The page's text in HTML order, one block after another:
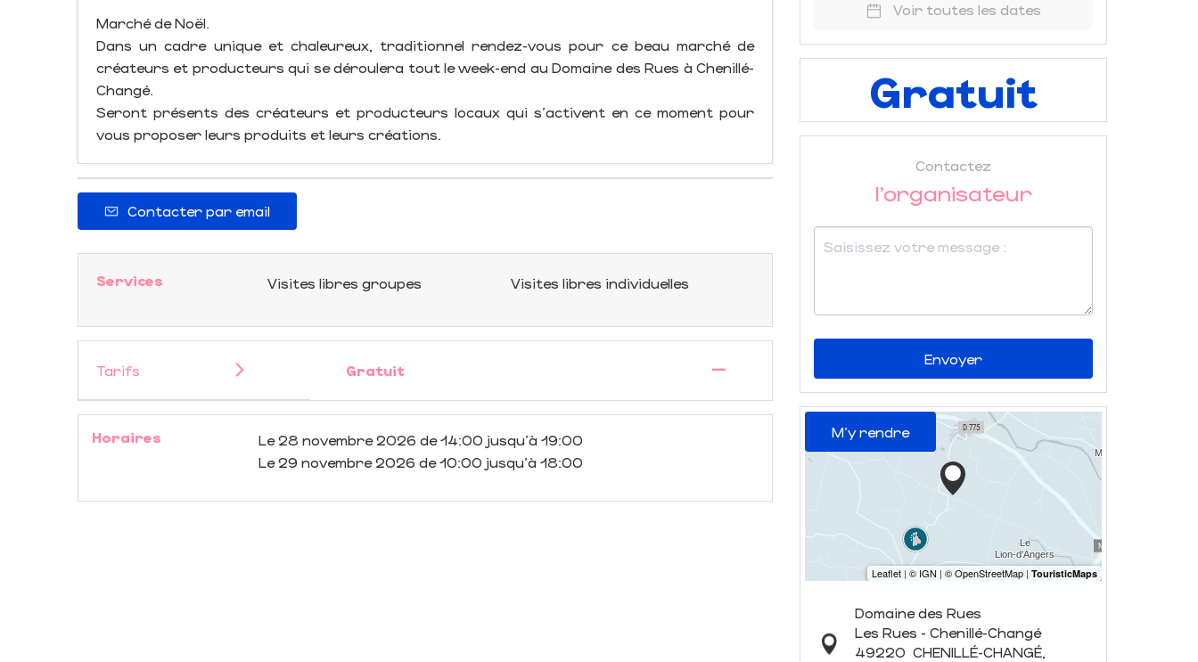
Marché de Noël.
Dans un cadre unique et chaleureux, traditionnel rendez-vous pour ce beau marché de
créateurs et producteurs qui se déroulera tout le week-end au Domaine des Rues à Chenillé-
Changé.
Seront présents des créateurs et producteurs locaux qui s'activent en ce moment pour
vous proposer leurs produits et leurs créations.
Contacter par email
Services Visites libres groupes Visites libres individuelles
Tarifs Gratuit —
Horaires Le 28 novembre 2026 de 14:00 jusqu'à 19:00
Le 29 novembre 2026 de 10:00 jusqu'à 18:00
Voir toutes les dates
Gratuit
Contactez
l'organisateur
Envoyer
M'y rendre
Domaine des Rues
Les Rues - Chenillé-Changé
49220 CHENILLÉ-CHANGÉ,